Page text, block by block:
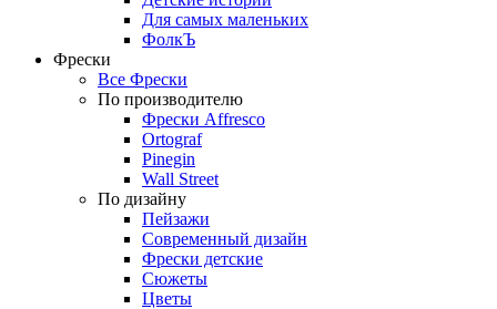
Для самых маленьких
ФолкЪ
Фрески
Все Фрески
По производителю
Фрески Affresco
Ortograf
Pinegin
Wall Street
По дизайну
Пейзажи
Современный дизайн
Фрески детские
Сюжеты
Цветы